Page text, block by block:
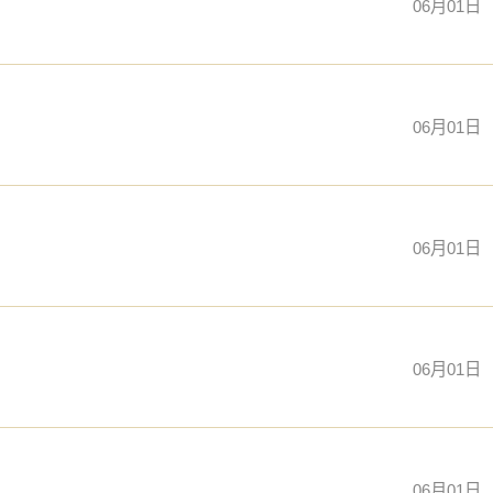
06月01日
06月01日
06月01日
06月01日